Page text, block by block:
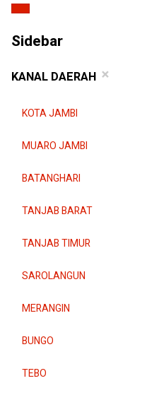
Sidebar
×
KANAL DAERAH
KOTA JAMBI
MUARO JAMBI
BATANGHARI
TANJAB BARAT
TANJAB TIMUR
SAROLANGUN
MERANGIN
BUNGO
TEBO